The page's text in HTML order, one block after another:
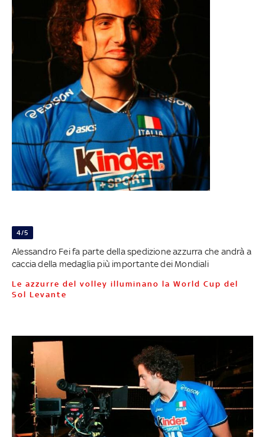
4/5
Alessandro Fei fa parte della spedizione azzurra che andrà a
caccia della medaglia più importante dei Mondiali
Le azzurre del volley illuminano la World Cup del
Sol Levante